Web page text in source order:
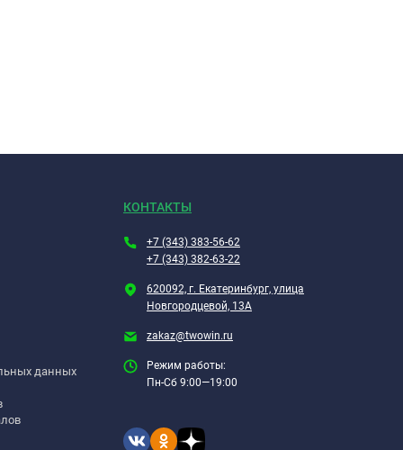
данных
КОНТАКТЫ
+7 (343) 383-56-62
+7 (343) 382-63-22
620092, г. Екатеринбург, улица
Новгородцевой, 13А
zakaz@twowin.ru
Режим работы:
Пн-Сб 9:00—19:00